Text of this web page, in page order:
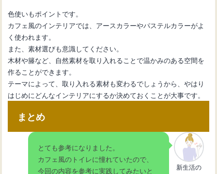
色使いもポイントです。
カフェ風のインテリアでは、アースカラーやパステルカラーがよ
く使われます。
また、素材選びも意識してください。
木材や籐など、自然素材を取り入れることで温かみのある空間を
作ることができます。
テーマによって、取り入れる素材も変わるでしょうから、やはり
はじめにどんなインテリアにするか決めておくことが大事です。
まとめ
とても参考になりました。
カフェ風のトイレに憧れていたので、
今回の内容を参考に実践してみたいと
新生活の